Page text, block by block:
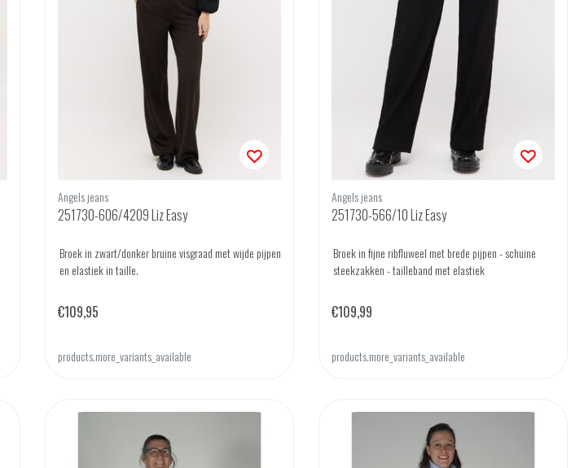
Angels jeans
251730-606/4209 Liz Easy
Broek in zwart/donker bruine visgraad met wijde pijpen
en elastiek in taille.
€109,95
products.more_variants_available
Angels jeans
251730-566/10 Liz Easy
Broek in fijne ribfluweel met brede pijpen - schuine
steekzakken - tailleband met elastiek
€109,99
products.more_variants_available